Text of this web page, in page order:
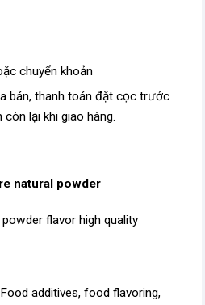
chuyển khoản
bán, thanh toán đặt cọc trước
lại khi giao hàng.
natural powder
powder flavor high quality
additives, food flavoring,